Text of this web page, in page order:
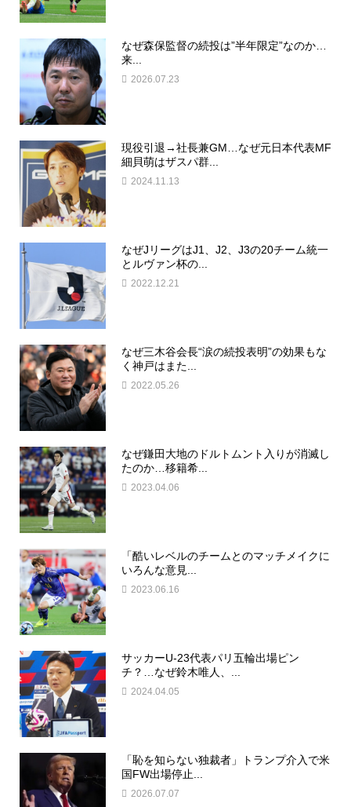
なぜ森保監督の続投は”半年限定”なのか…
来...
2026.07.23
現役引退→社長兼GM…なぜ元日本代表MF
細貝萌はザスパ群...
2024.11.13
なぜJリーグはJ1、J2、J3の20チーム統一
とルヴァン杯の...
2022.12.21
なぜ三木谷会長“涙の続投表明”の効果もな
く神戸はまた...
2022.05.26
なぜ鎌田大地のドルトムント入りが消滅し
たのか…移籍希...
2023.04.06
「酷いレベルのチームとのマッチメイクに
いろんな意見...
2023.06.16
サッカーU-23代表パリ五輪出場ピン
チ？…なぜ鈴木唯人、...
2024.04.05
「恥を知らない独裁者」トランプ介入で米
国FW出場停止...
2026.07.07